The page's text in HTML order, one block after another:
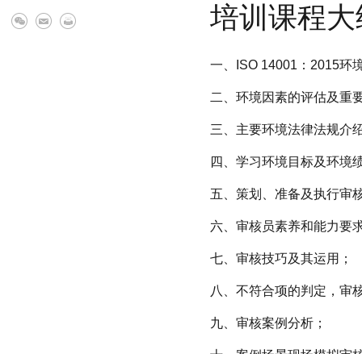
培训课程
一、ISO 14001：2015环
二、环境因素的评估及重
三、主要环境法律法规介
四、学习环境目标及环境
五、策划、准备及执行审
六、审核员素养和能力要
七、审核技巧及其运用；
八、不符合项的判定，审
九、审核案例分析；